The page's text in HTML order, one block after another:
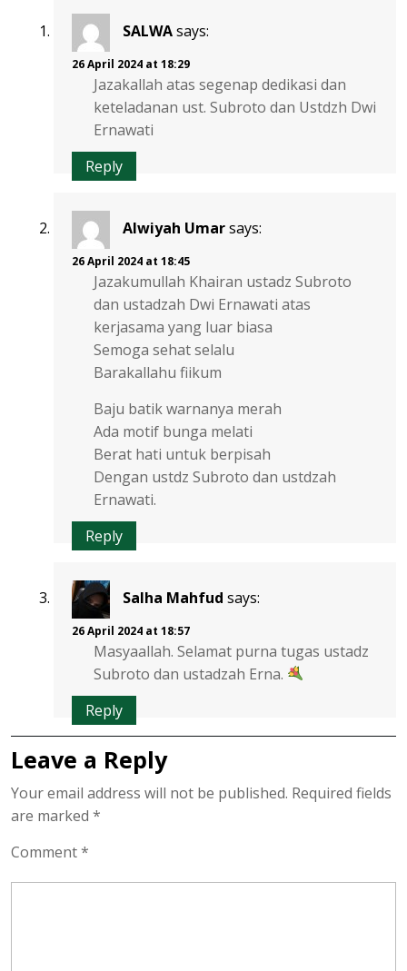
SALWAsays:
26 April 2024 at 18:29
Jazakallah atas segenap dedikasi dan
keteladanan ust. Subroto dan Ustdzh Dwi
Ernawati
Reply
Alwiyah Umarsays:
26 April 2024 at 18:45
Jazakumullah Khairan ustadz Subroto
dan ustadzah Dwi Ernawati atas
kerjasama yang luar biasa
Semoga sehat selalu
Barakallahu fiikum
Baju batik warnanya merah
Ada motif bunga melati
Berat hati untuk berpisah
Dengan ustdz Subroto dan ustdzah
Ernawati.
Reply
Salha Mahfud says:
26 April 2024 at 18:57
Masyaallah. Selamat purna tugas ustadz
Subroto dan ustadzah Erna.
Reply
Leave a Reply
Your email address will not be published. Required fields
are marked *
Comment*